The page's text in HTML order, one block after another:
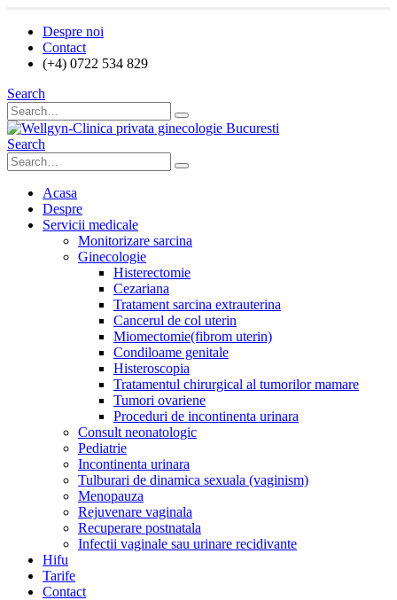
Despre noi
Contact
(+4) 0722 534 829
Search
Search
Acasa
Despre
Servicii medicale
Monitorizare sarcina
Ginecologie
Histerectomie
Cezariana
Tratament sarcina extrauterina
Cancerul de col uterin
Miomectomie(fibrom uterin)
Condiloame genitale
Histeroscopia
Tratamentul chirurgical al tumorilor mamare
Tumori ovariene
Proceduri de incontinenta urinara
Consult neonatologic
Pediatrie
Incontinenta urinara
Tulburari de dinamica sexuala (vaginism)
Menopauza
Rejuvenare vaginala
Recuperare postnatala
Infectii vaginale sau urinare recidivante
Hifu
Tarife
Contact